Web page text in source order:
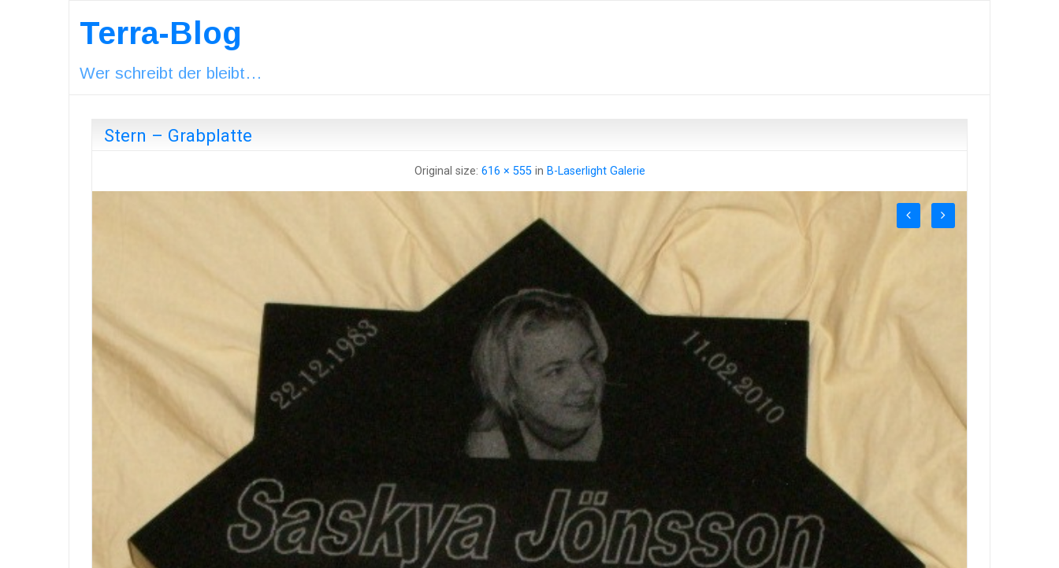
Terra-Blog
Wer schreibt der bleibt…
Stern – Grabplatte
Original size: 616 × 555in B-Laserlight Galerie